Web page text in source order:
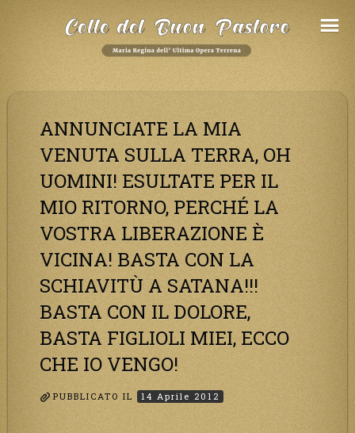
ANNUNCIATE LA MIA
VENUTA SULLA TERRA, OH
UOMINI! ESULTATE PER IL
MIO RITORNO, PERCHÉ LA
VOSTRA LIBERAZIONE È
VICINA! BASTA CON LA
SCHIAVITÙ A SATANA!!!
BASTA CON IL DOLORE,
BASTA FIGLIOLI MIEI, ECCO
CHE IO VENGO!
PUBBLICATO IL 14 Aprile 2012